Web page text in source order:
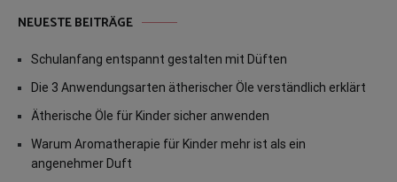
NEUESTE BEITRÄGE
Schulanfang entspannt gestalten mit Düften
Die 3 Anwendungsarten ätherischer Öle verständlich erklärt
Ätherische Öle für Kinder sicher anwenden
Warum Aromatherapie für Kinder mehr ist als ein
angenehmer Duft